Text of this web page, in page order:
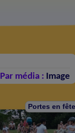
Par média : Image
Portes en fête